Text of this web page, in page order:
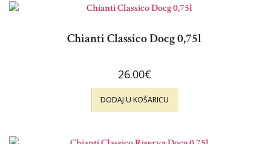
Chianti Classico Docg 0,75l
26.00€
DODAJ U KOŠARICU